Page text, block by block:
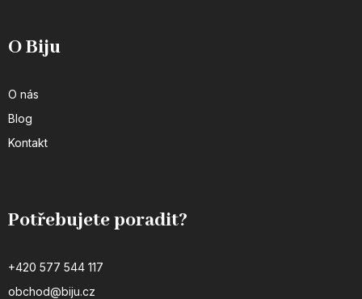
O Biju
O nás
Blog
Kontakt
Potřebujete poradit?
+420 577 544 117
obchod@biju.cz